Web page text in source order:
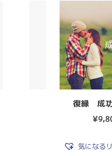
復縁 成
¥
気になる